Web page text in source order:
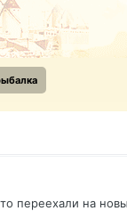
@uristpassua
России без VPN
переехали на